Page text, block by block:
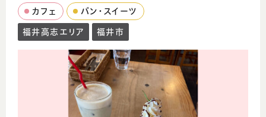
カフェ
パン・スイーツ
福井高志エリア
福井市